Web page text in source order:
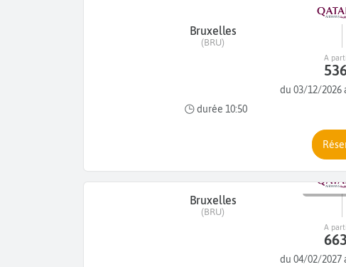
Bruxelles
(BRU)
du 03/12/2026
durée 10:50
A
Paru le
Bruxelles
(BRU)
du 04/02/2027
A